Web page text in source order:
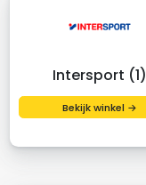
Intersport (1)
Bekijk winkel →